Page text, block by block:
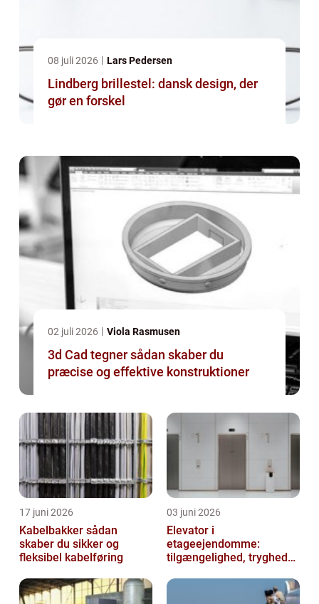
08 juli 2026 Lars Pedersen
Lindberg brillestel: dansk design, der
gør en forskel
02 juli 2026 Viola Rasmusen
3d Cad tegner sådan skaber du
præcise og effektive konstruktioner
17 juni 2026
Kabelbakker sådan
skaber du sikker og
fleksibel kabelføring
03 juni 2026
Elevator i
etageejendomme:
tilgængelighed, tryghed